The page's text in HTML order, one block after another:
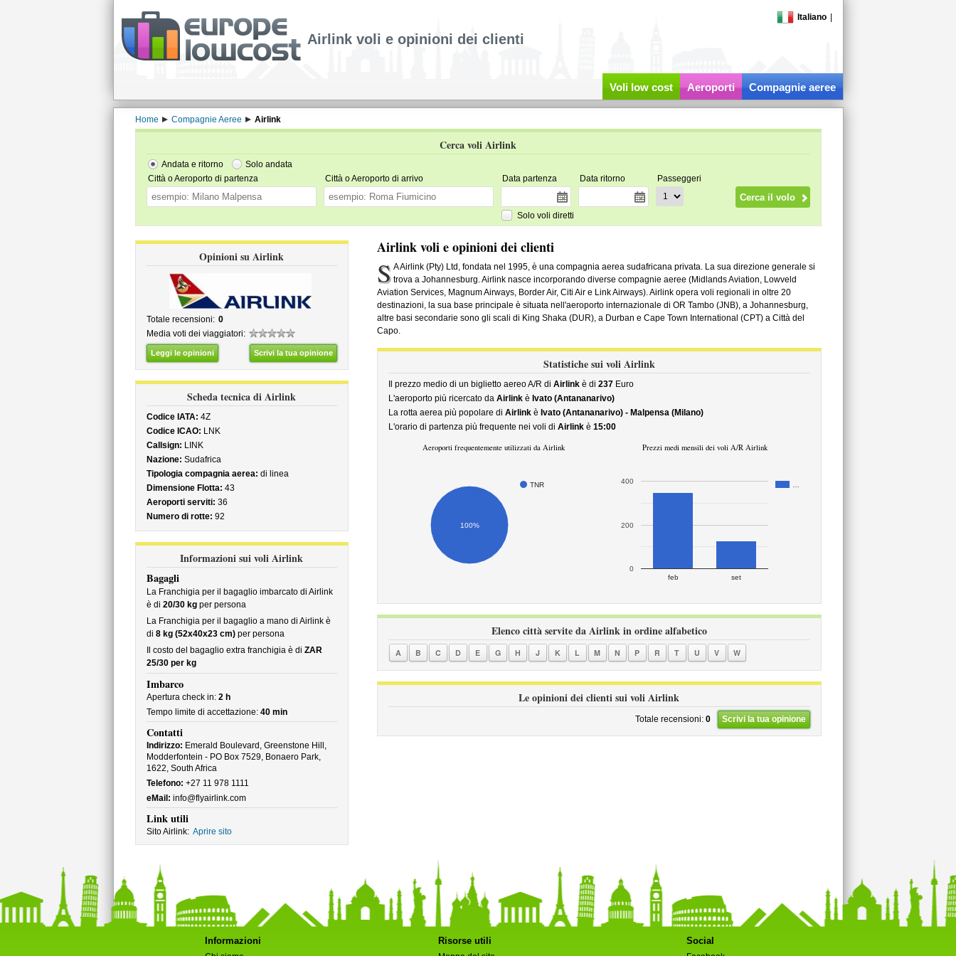
Italiano
Airlink voli e opinioni dei clienti
Voli low cost Aeroporti Compagnie aeree
Home Compagnie Aeree Airlink
Cerca voli Airlink
Andata e ritorno
Solo andata
Città o Aeroporto di partenza
Città o Aeroporto di arrivo Data partenza Data ritorno Passeggeri
Solo voli diretti
Opinioni su Airlink
Totale recensioni: 0
Media voti dei viaggiatori:
Leggi le opinioni Scrivi la tua opinione
Scheda tecnica di Airlink
Codice IATA: 4Z
Codice ICAO: LNK
Callsign: LINK
Nazione: Sudafrica
Tipologia compagnia aerea: di linea
Dimensione Flotta: 43
Aeroporti serviti: 36
Numero di rotte: 92
Informazioni sui voli Airlink
Bagagli
La Franchigia per il bagaglio imbarcato di Airlink
è di 20/30 kgper persona
La Franchigia per il bagaglio a mano di Airlink è
di 8 kg (52x40x23 cm)per persona
Il costo del bagaglio extra franchigia è di ZAR
25/30 per kg
Imbarco
Apertura check in: 2 h
Tempo limite di accettazione: 40 min
Contatti
Indirizzo: Emerald Boulevard, Greenstone Hill,
Modderfontein - PO Box 7529, Bonaero Park,
1622, South Africa
Telefono: +27 11 978 1111
eMail: info@flyairlink.com
Link utili
Sito Airlink: Aprire sito
Airlink voli e opinioni dei clienti
S A Airlink (Pty) Ltd, fondata nel 1995, è una compagnia aerea sudafricana privata. La sua direzione generale si
trova a Johannesburg. Airlink nasce incorporando diverse compagnie aeree (Midlands Aviation, Lowveld
Aviation Services, Magnum Airways, Border Air, Citi Air e Link Airways). Airlink opera voli regionali in oltre 20
destinazioni, la sua base principale è situata nell'aeroporto internazionale di OR Tambo (JNB), a Johannesburg,
altre basi secondarie sono gli scali di King Shaka (DUR), a Durban e Cape Town International (CPT) a Città del
Capo.
Statistiche sui voli Airlink
Il prezzo medio di un biglietto aereo A/R di Airlinkè di 237Euro
L'aeroporto più ricercato da Airlinkè Ivato (Antananarivo)
La rotta aerea più popolare di Airlinkè Ivato (Antananarivo) - Malpensa (Milano)
L'orario di partenza più frequente nei voli di Airlinkè 15:00
Aeroporti frequentemente utilizzati da Airlink
TNR
100%
Prezzi medi mensili dei voli A/R Airlink
feb set
0
200
400
Elenco città servite da Airlink in ordine alfabetico
A B C D E G H J K L M N P R T U V W
Le opinioni dei clienti sui voli Airlink
Totale recensioni: 0 Scrivi la tua opinione
Informazioni Risorse utili Social